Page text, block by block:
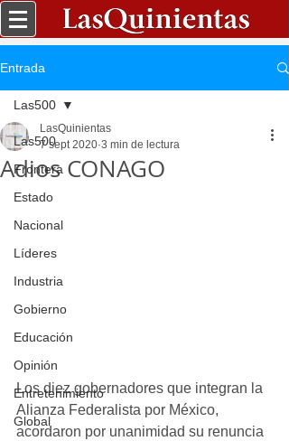
Entrada
Las500
Frontera
Estado
Nacional
Líderes
Industria
Gobierno
Educación
Opinión
Entretenimiento
Global
Las500
Adios CONAGO
LasQuinientas
7 sept 2020 3 min de lectura
Los diez gobernadores que integran la
Alianza Federalista por México,
acordaron por unanimidad su renuncia